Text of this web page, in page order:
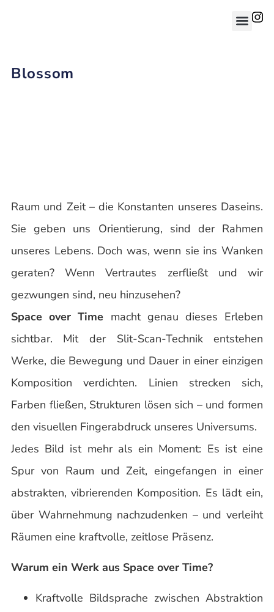
Blossom
Raum und Zeit – die Konstanten unseres Daseins.
Sie geben uns Orientierung, sind der Rahmen
unseres Lebens. Doch was, wenn sie ins Wanken
geraten? Wenn Vertrautes zerfließt und wir
gezwungen sind, neu hinzusehen?
Space over Time macht genau dieses Erleben
sichtbar. Mit der Slit-Scan-Technik entstehen
Werke, die Bewegung und Dauer in einer einzigen
Komposition verdichten. Linien strecken sich,
Farben fließen, Strukturen lösen sich – und formen
den visuellen Fingerabdruck unseres Universums.
Jedes Bild ist mehr als ein Moment: Es ist eine
Spur von Raum und Zeit, eingefangen in einer
abstrakten, vibrierenden Komposition. Es lädt ein,
über Wahrnehmung nachzudenken – und verleiht
Räumen eine kraftvolle, zeitlose Präsenz.
Warum ein Werk aus Space over Time?
Kraftvolle Bildsprache zwischen Abstraktion